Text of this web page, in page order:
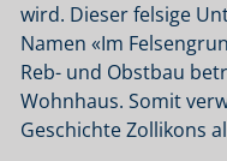
wird. Dieser felsige
Namen «Im
Reb- und Obstbau
Wohnhaus. Somit
Geschichte Zollikons